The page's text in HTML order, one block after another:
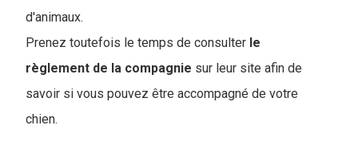
d'animaux.
Prenez toutefois le temps de consulter le
règlement de la compagnie sur leur site afin de
savoir si vous pouvez être accompagné de votre
chien.